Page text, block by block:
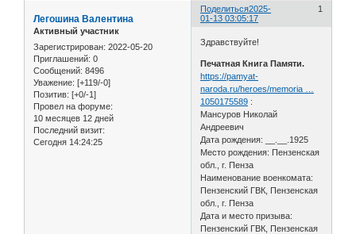
Поделиться 1
2025-
01-13 03:05:17
Легошина Валентина
Активный участник
Зарегистрирован: 2022-05-20
Приглашений: 0
Сообщений: 8496
Уважение: [+119/-0]
Позитив: [+0/-1]
Провел на форуме:
10 месяцев 12 дней
Последний визит:
Сегодня 14:24:25
Здравствуйте!
Печатная Книга Памяти.
https://pamyat-
naroda.ru/heroes/memoria …
1050175589 :
Мансуров Николай
Андреевич
Дата рождения: __.__.1925
Место рождения: Пензенская
обл., г. Пенза
Наименование военкомата:
Пензенский ГВК, Пензенская
обл., г. Пенза
Дата и место призыва:
Пензенский ГВК, Пензенская